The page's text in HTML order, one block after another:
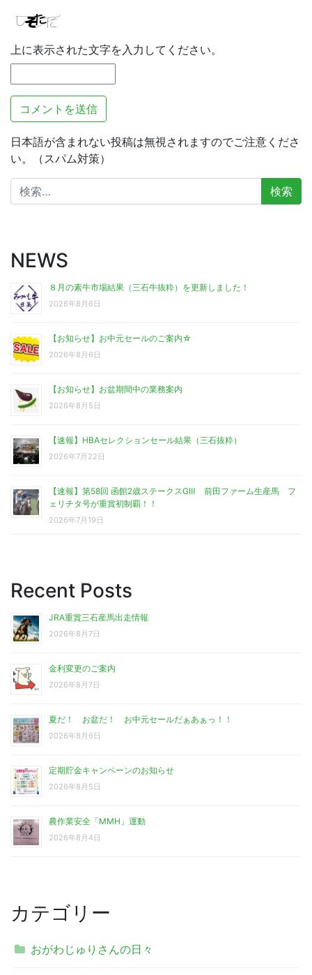
上に表示された文字を入力してください。
日本語が含まれない投稿は無視されますのでご注意くださ
い。（スパム対策）
検
索:
NEWS
８月の素牛市場結果（三石牛抜粋）を更新しました！
2026年8月6日
【お知らせ】お中元セールのご案内☆
2026年8月6日
【お知らせ】お盆期間中の業務案内
2026年8月5日
【速報】HBAセレクションセール結果（三石抜粋）
2026年7月22日
【速報】第58回 函館2歳ステークスGⅢ 前田ファーム生産馬 フ
ェリチタ号が重賞初制覇！！
2026年7月19日
Recent Posts
JRA重賞三石産馬出走情報
2026年8月7日
金利変更のご案内
2026年8月7日
夏だ！ お盆だ！ お中元セールだぁあぁっ！！
2026年8月6日
定期貯金キャンペーンのお知らせ
2026年8月5日
農作業安全「MMH」運動
2026年8月4日
カテゴリー
おがわじゅりさんの日々